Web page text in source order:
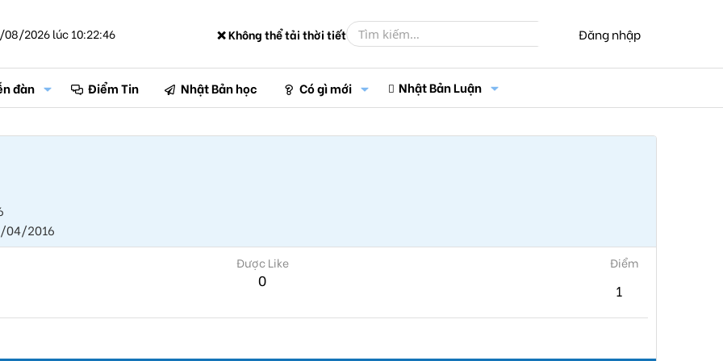
08/2026 lúc 10:22:46 ❌ Không thể tải thời tiết Đăng nhập
đàn Điểm Tin Nhật Bản học Có gì mới Nhật Bản Luận
04/2016
Được Like
0
Điểm
1